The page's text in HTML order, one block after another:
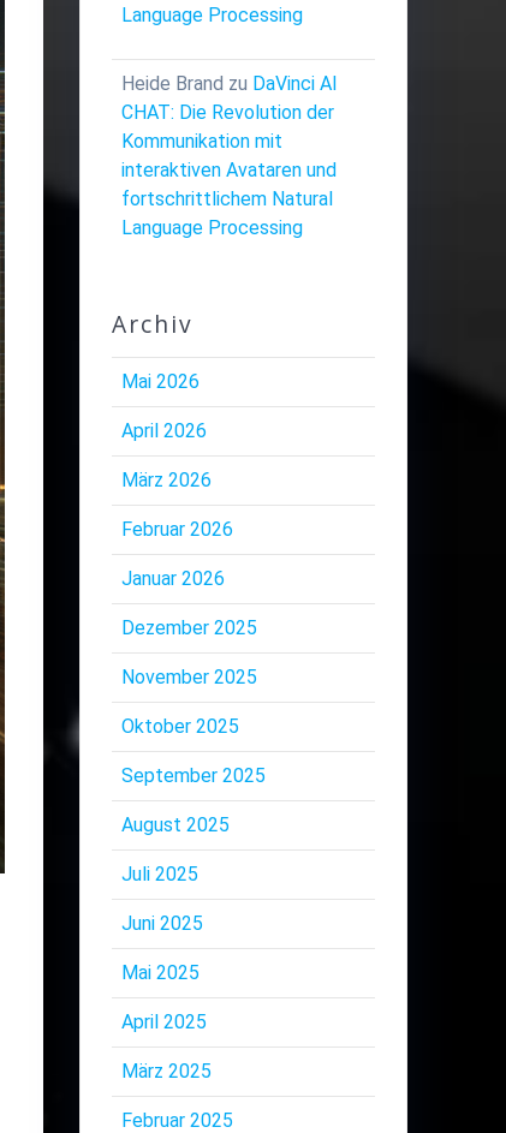
Language Processing
Heide Brand zu DaVinci AI
CHAT: Die Revolution der
Kommunikation mit
interaktiven Avataren und
fortschrittlichem Natural
Language Processing
Archiv
Mai 2026
April 2026
März 2026
Februar 2026
Januar 2026
Dezember 2025
November 2025
Oktober 2025
September 2025
August 2025
Juli 2025
Juni 2025
Mai 2025
April 2025
März 2025
Februar 2025